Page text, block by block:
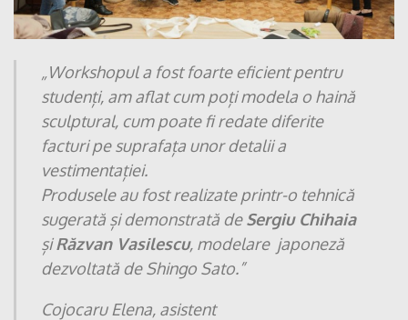
„Workshopul a fost foarte eficient pentru
studenți, am aflat cum poți modela o haină
sculptural, cum poate fi redate diferite
facturi pe suprafața unor detalii a
vestimentației.
Produsele au fost realizate printr-o tehnică
sugerată și demonstrată de Sergiu Chihaia
șiRăzvan Vasilescu, modelare japoneză
dezvoltată de Shingo Sato.”
Cojocaru Elena, asistent